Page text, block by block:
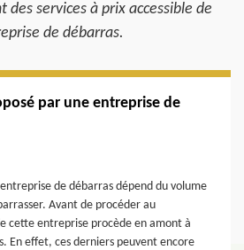
services à prix accessible de
de débarras.
par une entreprise de
de débarras dépend du volume
Avant de procéder au
cette entreprise procède en amont à
En effet, ces derniers peuvent encore